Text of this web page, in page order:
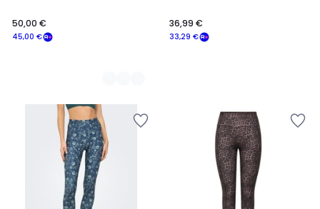
45,00 €
50,00 €
33,29 €
36,99 €